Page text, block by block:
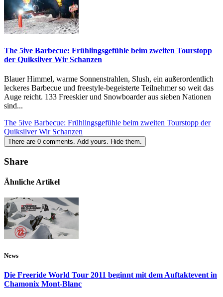
The 5ive Barbecue: Frühlingsgefühle beim zweiten Tourstopp
der Quiksilver Wir Schanzen
Blauer Himmel, warme Sonnenstrahlen, Slush, ein außerordentlich
leckeres Barbecue und freestyle-begeisterte Teilnehmer so weit das
Auge reicht. 133 Freeskier und Snowboarder aus sieben Nationen
sind...
The 5ive Barbecue: Frühlingsgefühle beim zweiten Tourstopp der
Quiksilver Wir Schanzen
There are 0 comments. Add yours. Hide them.
Share
Ähnliche Artikel
News
Die Freeride World Tour 2011 beginnt mit dem Auftaktevent in
Chamonix Mont-Blanc